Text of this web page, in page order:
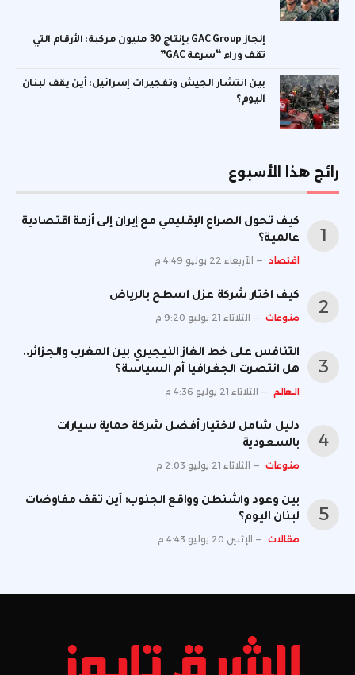
إنجاز GAC Group بإنتاج 30 مليون مركبة: الأرقام التي
تقف وراء “سرعة GAC”
بين انتشار الجيش وتفجيرات إسرائيل: أين يقف لبنان
اليوم؟
رائج هذا الأسبوع
كيف تحول الصراع الإقليمي مع إيران إلى أزمة اقتصادية
عالمية؟
اقتصاد الأربعاء 22 يوليو 4:49 م
كيف اختار شركة عزل اسطح بالرياض
منوعات الثلاثاء 21 يوليو 9:20 م
التنافس على خط الغاز النيجيري بين المغرب والجزائر..
هل انتصرت الجغرافيا أم السياسة؟
العالم الثلاثاء 21 يوليو 4:36 م
دليل شامل لاختيار أفضل شركة حماية سيارات
بالسعودية
منوعات الثلاثاء 21 يوليو 2:03 م
بين وعود واشنطن وواقع الجنوب: أين تقف مفاوضات
لبنان اليوم؟
مقالات الإثنين 20 يوليو 4:43 م